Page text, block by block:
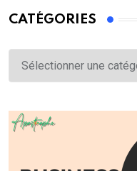
CATÉGORIES
Catégories